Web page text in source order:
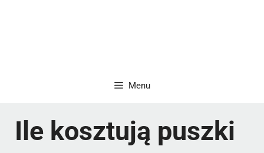
Menu
Ile kosztują puszki